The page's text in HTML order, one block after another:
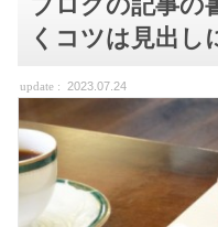
くコツは見出し
2023.07.24